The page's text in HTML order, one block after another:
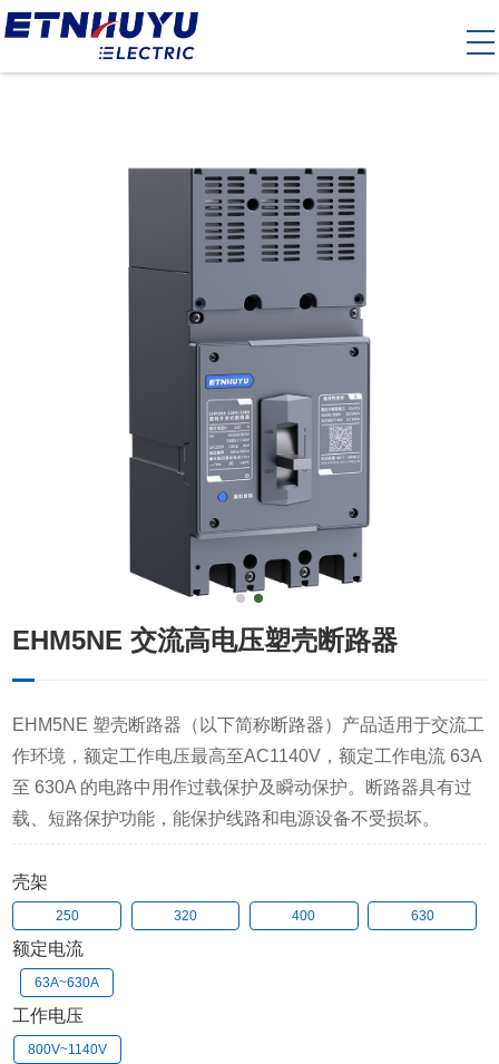
EHM5NE 交流高电压塑壳断路器
EHM5NE 塑壳断路器（以下简称断路器）产品适用于交流工
作环境，额定工作电压最高至AC1140V，额定工作电流 63A
至 630A 的电路中用作过载保护及瞬动保护。断路器具有过
载、短路保护功能，能保护线路和电源设备不受损坏。
壳架
250 320 400 630
额定电流
63A~630A
工作电压
800V~1140V